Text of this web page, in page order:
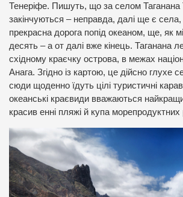
Тенеріфе. Пишуть, що за селом Таганана
закінчуються – неправда, далі ще є
прекрасна дорога попід океаном, ще, як
десять – а от далі вже кінець. Таганана
східному краєчку острова, в межах
Анага. Згідно із картою, це дійсно глухе
сюди щоденно їдуть цілі туристичні
океанські краєвиди вважаються
красив енні пляжі й купа морепродуктних